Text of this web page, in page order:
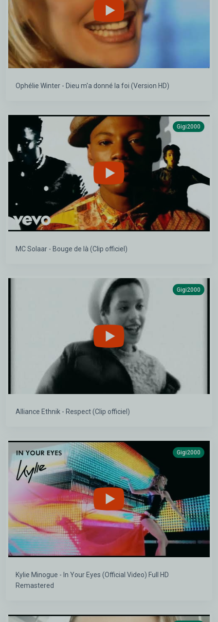
Ophélie Winter - Dieu m'a donné la foi (Version HD)
Gigi2000
MC Solaar - Bouge de là (Clip officiel)
Gigi2000
Alliance Ethnik - Respect (Clip officiel)
Gigi2000
Kylie Minogue - In Your Eyes (Official Video) Full HD
Remastered